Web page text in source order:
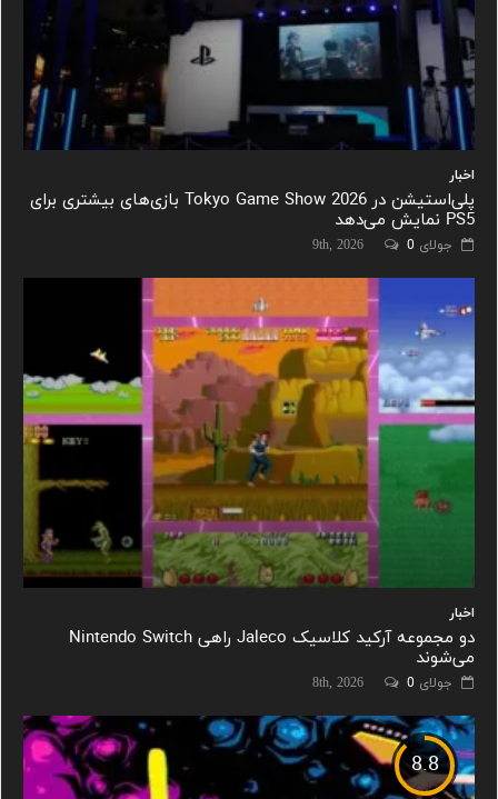
اخبار
پلی‌استیشن در Tokyo Game Show 2026 بازی‌های بیشتری برای
PS5 نمایش می‌دهد
جولای 9th, 2026 0
اخبار
دو مجموعه آرکید کلاسیک Jaleco راهی Nintendo Switch
می‌شوند
جولای 8th, 2026 0
8.8